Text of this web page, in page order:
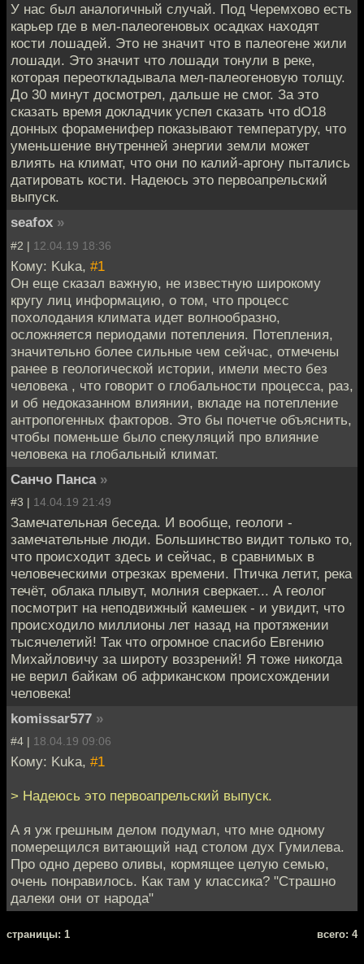
У нас был аналогичный случай. Под Черемхово есть
карьер где в мел-палеогеновых осадках находят
кости лошадей. Это не значит что в палеогене жили
лошади. Это значит что лошади тонули в реке,
которая переоткладывала мел-палеогеновую толщу.
До 30 минут досмотрел, дальше не смог. За это
сказать время докладчик успел сказать что dO18
донных фораменифер показывают температуру, что
уменьшение внутренней энергии земли может
влиять на климат, что они по калий-аргону пытались
датировать кости. Надеюсь это первоапрельский
выпуск.
seafox »
#2 | 12.04.19 18:36
Кому: Kuka, #1
Он еще сказал важную, не известную широкому
кругу лиц информацию, о том, что процесс
похолодания климата идет волнообразно,
осложняется периодами потепления. Потепления,
значительно более сильные чем сейчас, отмечены
ранее в геологической истории, имели место без
человека , что говорит о глобальности процесса, раз,
и об недоказанном влиянии, вкладе на потепление
антропогенных факторов. Это бы почетче объяснить,
чтобы поменьше было спекуляций про влияние
человека на глобальный климат.
Санчо Панса »
#3 | 14.04.19 21:49
Замечательная беседа. И вообще, геологи -
замечательные люди. Большинство видит только то,
что происходит здесь и сейчас, в сравнимых в
человеческими отрезках времени. Птичка летит, река
течёт, облака плывут, молния сверкает... А геолог
посмотрит на неподвижный камешек - и увидит, что
происходило миллионы лет назад на протяжении
тысячелетий! Так что огромное спасибо Евгению
Михайловичу за широту воззрений! Я тоже никогда
не верил байкам об африканском происхождении
человека!
komissar577 »
#4 | 18.04.19 09:06
Кому: Kuka, #1
> Надеюсь это первоапрельский выпуск.
А я уж грешным делом подумал, что мне одному
померещился витающий над столом дух Гумилева.
Про одно дерево оливы, кормящее целую семью,
очень понравилось. Как там у классика? "Страшно
далеки они от народа"
cтраницы: 1 всего: 4